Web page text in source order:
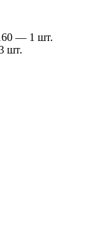
— 1 шт.
шт.